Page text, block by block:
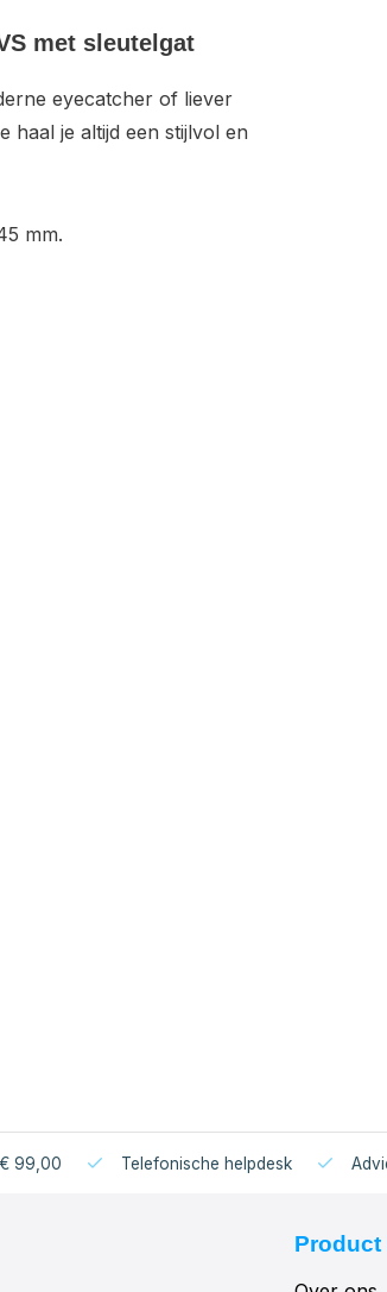
met sleutelgat
eyecatcher of liever
haal je altijd een stijlvol en
mm.
99,00 Telefonische helpdesk
Product